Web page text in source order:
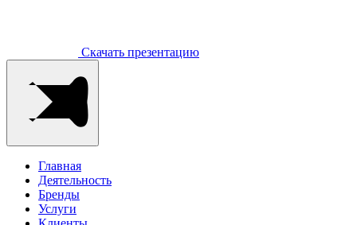
Скачать презентацию
Главная
Деятельность
Бренды
Услуги